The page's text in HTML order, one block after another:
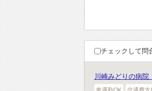
チェックして問
川崎みどりの病